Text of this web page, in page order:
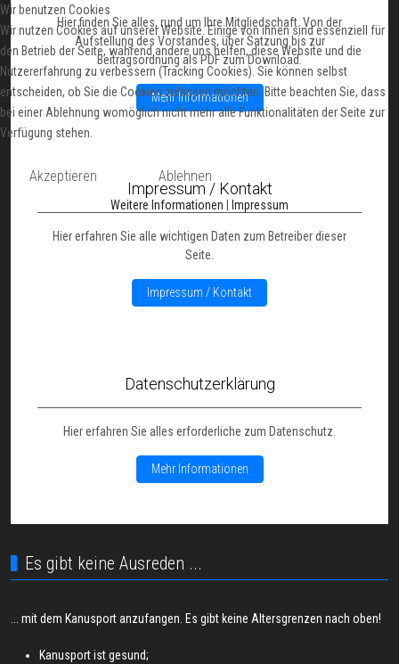
Hier finden Sie alles, rund um Ihre Mitgliedschaft. Von der
Aufstellung des Vorstandes, über Satzung bis zur
Beitragsordnung als PDF zum Download.
Mehr Informationen
Impressum / Kontakt
Hier erfahren Sie alle wichtigen Daten zum Betreiber dieser
Seite.
Impressum / Kontakt
Datenschutzerklärung
Hier erfahren Sie alles erforderliche zum Datenschutz.
Mehr Informationen
Es gibt keine Ausreden ...
... mit dem Kanusport anzufangen. Es gibt keine Altersgrenzen nach oben!
Kanusport ist gesund;
Wir benutzen Cookies
Wir nutzen Cookies auf unserer Website. Einige von ihnen sind essenziell für
den Betrieb der Seite, während andere uns helfen, diese Website und die
Nutzererfahrung zu verbessern (Tracking Cookies). Sie können selbst
entscheiden, ob Sie die Cookies zulassen möchten. Bitte beachten Sie, dass
bei einer Ablehnung womöglich nicht mehr alle Funktionalitäten der Seite zur
Verfügung stehen.
Akzeptieren Ablehnen
Weitere Informationen Impressum